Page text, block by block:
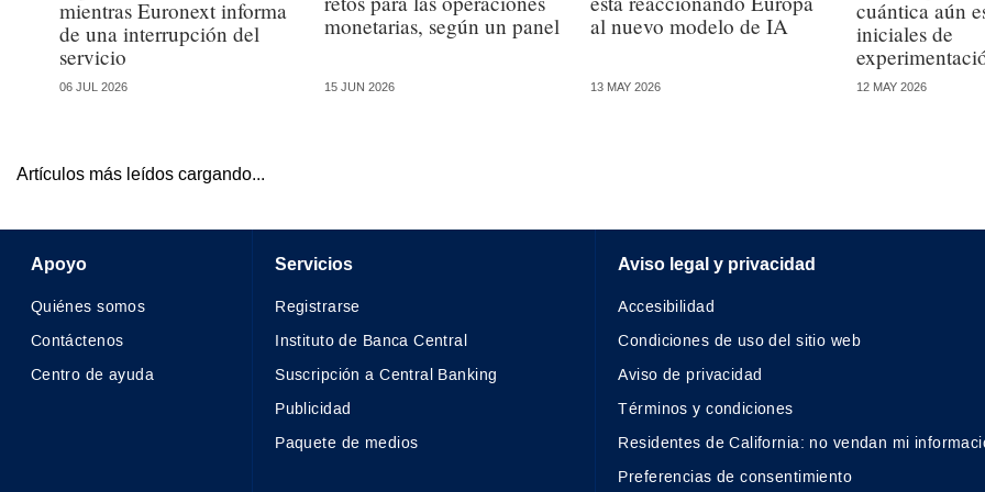
mientras Euronext informa
de una interrupción del
servicio
06 JUL 2026
monetarias, según un panel
15 JUN 2026
al nuevo modelo de IA
13 MAY 2026
cuántica aún
iniciales de
12 MAY 2026
Artículos más leídos cargando...
Apoyo
Quiénes somos
Contáctenos
Centro de ayuda
Servicios
Registrarse
Instituto de Banca Central
Suscripción a Central Banking
Publicidad
Paquete de medios
Aviso legal y privacidad
Accesibilidad
Condiciones de uso del sitio web
Aviso de privacidad
Términos y condiciones
Residentes de California: no vendan mi
Preferencias de consentimiento